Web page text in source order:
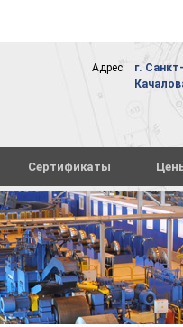
Адрес:
г.
Сертификаты